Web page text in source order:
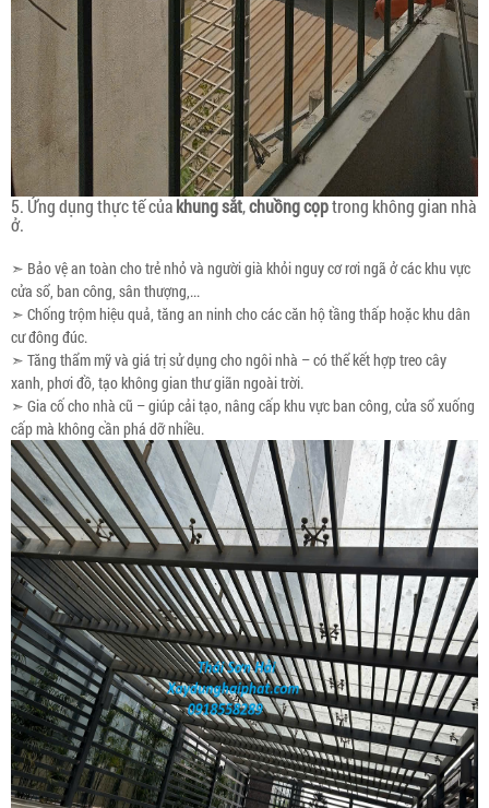
5. Ứng dụng thực tế củakhung sắt,chuồng cọptrong không gian nhà
ở.
➣ Bảo vệ an toàn cho trẻ nhỏ và người già khỏi nguy cơ rơi ngã ở các khu vực
cửa sổ, ban công, sân thượng,...
➣ Chống trộm hiệu quả, tăng an ninh cho các căn hộ tầng thấp hoặc khu dân
cư đông đúc.
➣ Tăng thẩm mỹ và giá trị sử dụng cho ngôi nhà – có thể kết hợp treo cây
xanh, phơi đồ, tạo không gian thư giãn ngoài trời.
➣ Gia cố cho nhà cũ – giúp cải tạo, nâng cấp khu vực ban công, cửa sổ xuống
cấp mà không cần phá dỡ nhiều.